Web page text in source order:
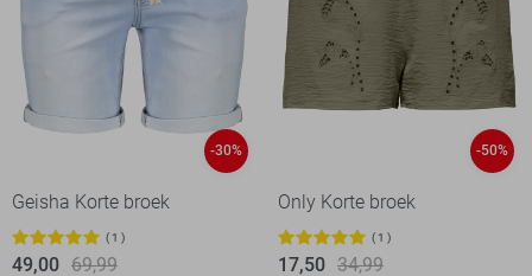
-30%
Geisha Korte broek
1
49,00 69,99
-50%
Only Korte broek
1
17,50 34,99